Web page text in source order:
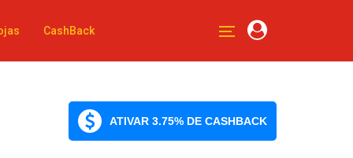
CashBack
ATIVAR 3.75% DE CASHBACK